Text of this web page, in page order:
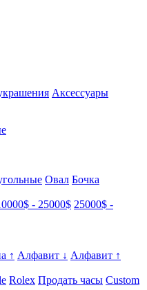
Аксессуары
Овал Бочка
- 25000$ 25000$ -
↑ Алфавит ↓ Алфавит ↑
Rolex Продать часы Custom